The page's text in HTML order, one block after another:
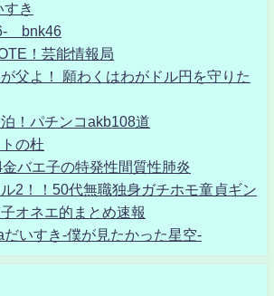
き
bnk46
！芸能情報局
父よ！ 願わくはわがドル円を守りた
！パチンコakb108道
の杜
バエ子の特発性間質性肺炎
2！！50代無職独身ガチホモ童貞ギン
オネエ的まとめ速報
いすき-僕が見たかった星空-